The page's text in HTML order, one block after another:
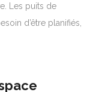
Les puits de
d’être planifiés,